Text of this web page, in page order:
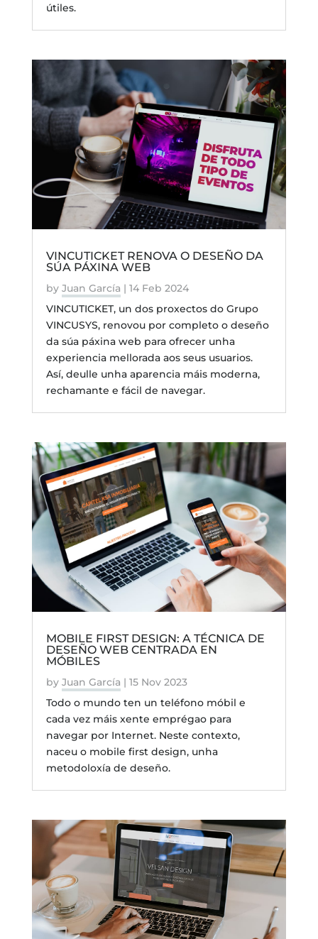
útiles.
VINCUTICKET RENOVA O DESEÑO DA
SÚA PÁXINA WEB
by Juan García | 14 Feb 2024
VINCUTICKET, un dos proxectos do Grupo
VINCUSYS, renovou por completo o deseño
da súa páxina web para ofrecer unha
experiencia mellorada aos seus usuarios.
Así, deulle unha aparencia máis moderna,
rechamante e fácil de navegar.
MOBILE FIRST DESIGN: A TÉCNICA DE
DESEÑO WEB CENTRADA EN
MÓBILES
by Juan García | 15 Nov 2023
Todo o mundo ten un teléfono móbil e
cada vez máis xente emprégao para
navegar por Internet. Neste contexto,
naceu o mobile first design, unha
metodoloxía de deseño.